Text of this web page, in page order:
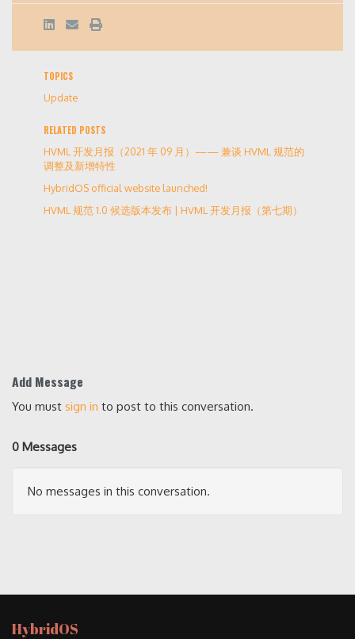
TOPICS
Update
RELATED POSTS
HVML 开发月报（2021 年 09 月）—— 兼谈 HVML 规范的
调整及新增特性
HybridOS official website launched!
HVML 规范 1.0 候选版本发布 | HVML 开发月报（第七期）
Add Message
You must sign in to post to this conversation.
0 Messages
No messages in this conversation.
HybridOS